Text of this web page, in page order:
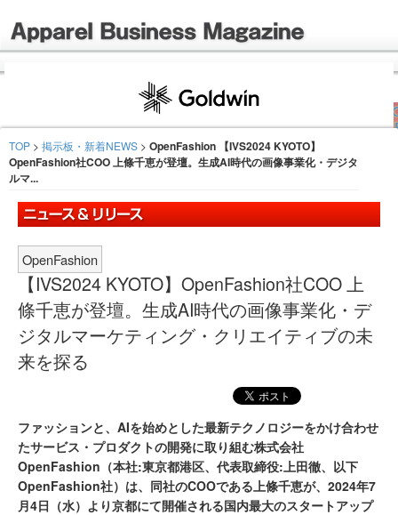
TOP > 掲示板・新着NEWS > OpenFashion 【IVS2024 KYOTO】
OpenFashion社COO 上條千恵が登壇。生成AI時代の画像事業化・デジタ
ルマ...
OpenFashion
【IVS2024 KYOTO】OpenFashion社COO 上
條千恵が登壇。生成AI時代の画像事業化・デ
ジタルマーケティング・クリエイティブの未
来を探る
ファッションと、AIを始めとした最新テクノロジーをかけ合わせ
たサービス・プロダクトの開発に取り組む株式会社
OpenFashion（本社:東京都港区、代表取締役:上田徹、以下
OpenFashion社）は、同社のCOOである上條千恵が、2024年7
月4日（水）より京都にて開催される国内最大のスタートアップ